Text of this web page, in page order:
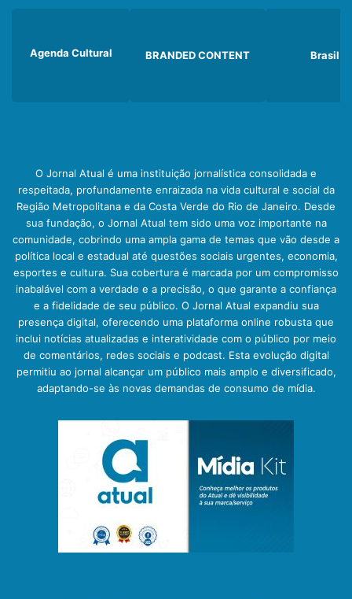
Agenda Cultural BRANDED CONTENT Brasil
O Jornal Atual é uma instituição jornalística consolidada e
respeitada, profundamente enraizada na vida cultural e social da
Região Metropolitana e da Costa Verde do Rio de Janeiro. Desde
sua fundação, o Jornal Atual tem sido uma voz importante na
comunidade, cobrindo uma ampla gama de temas que vão desde a
política local e estadual até questões sociais urgentes, economia,
esportes e cultura. Sua cobertura é marcada por um compromisso
inabalável com a verdade e a precisão, o que garante a confiança
e a fidelidade de seu público. O Jornal Atual expandiu sua
presença digital, oferecendo uma plataforma online robusta que
inclui notícias atualizadas e interatividade com o público por meio
de comentários, redes sociais e podcast. Esta evolução digital
permitiu ao jornal alcançar um público mais amplo e diversificado,
adaptando-se às novas demandas de consumo de mídia.